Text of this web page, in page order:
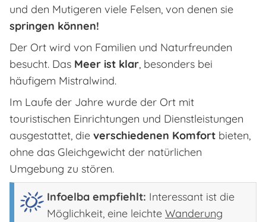
und den Mutigeren viele Felsen, von denen sie
springen können!
Der Ort wird von Familien und Naturfreunden
besucht. Das Meer ist klar, besonders bei
häufigem Mistralwind.
Im Laufe der Jahre wurde der Ort mit
touristischen Einrichtungen und Dienstleistungen
ausgestattet, die verschiedenen Komfort bieten,
ohne das Gleichgewicht der natürlichen
Umgebung zu stören.
Infoelba empfiehlt: Interessant ist die
Möglichkeit, eine leichte Wanderung